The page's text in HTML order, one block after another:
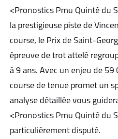
<Pronostics Pmu Quinté du
la prestigieuse piste de
course, le Prix de Saint-
épreuve de trot attelé
à 9 ans. Avec un enjeu de
course de tenue promet un
analyse détaillée vous
<Pronostics Pmu Quinté du
particulièrement disputé.